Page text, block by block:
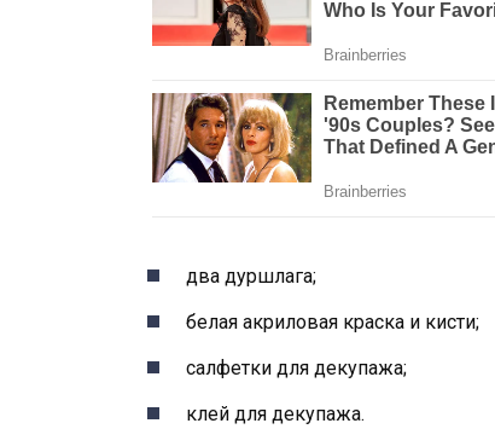
два дуршлага;
белая акриловая краска и кисти;
салфетки для декупажа;
клей для декупажа.